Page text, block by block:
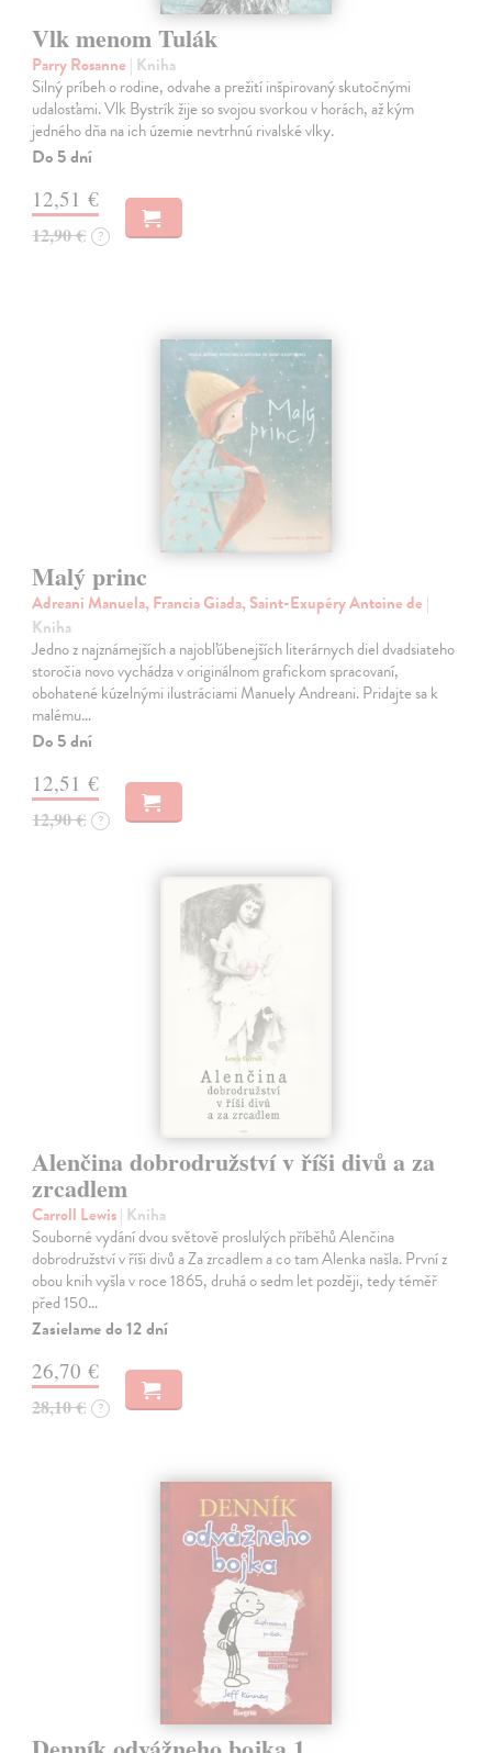
Vlk menom Tulák
Parry Rosanne | Kniha
Silný príbeh o rodine, odvahe a prežití inšpirovaný skutočnými
udalosťami. Vlk Bystrík žije so svojou svorkou v horách, až kým
jedného dňa na ich územie nevtrhnú rivalské vlky.
Do 5 dní
12,51 €
12,90 € ?
Malý princ
Adreani Manuela, Francia Giada, Saint-Exupéry Antoine de |
Kniha
Jedno z najznámejších a najobľúbenejších literárnych diel dvadsiateho
storočia novo vychádza v originálnom grafickom spracovaní,
obohatené kúzelnými ilustráciami Manuely Andreani. Pridajte sa k
malému…
Do 5 dní
12,51 €
12,90 € ?
Alenčina dobrodružství v říši divů a za
zrcadlem
Carroll Lewis| Kniha
Souborné vydání dvou světově proslulých příběhů Alenčina
dobrodružství v říši divů a Za zrcadlem a co tam Alenka našla. První z
obou knih vyšla v roce 1865, druhá o sedm let později, tedy téměř
před 150…
Zasielame do 12 dní
26,70 €
28,10 € ?